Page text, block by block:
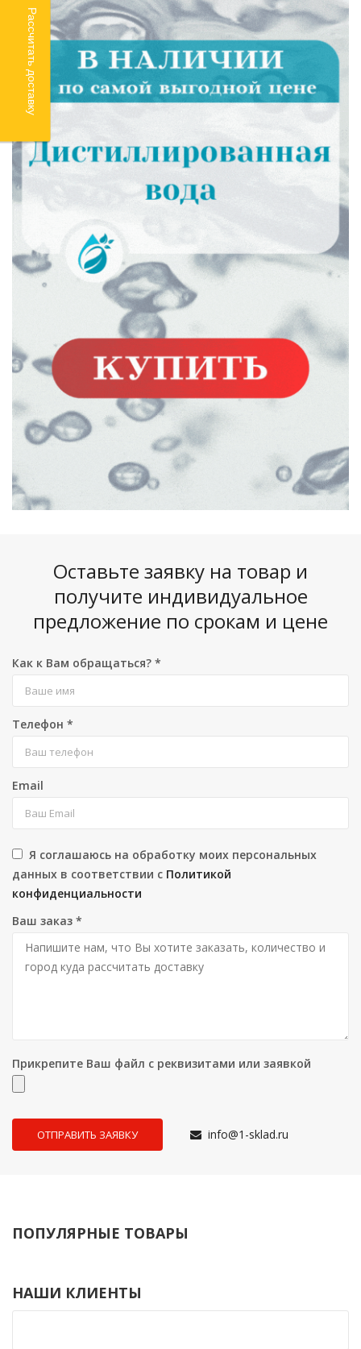
Оставьте заявку на товар и
получите индивидуальное
предложение по срокам и цене
Как к Вам обращаться? *
Телефон *
Email
Я соглашаюсь на обработку моих персональных
данных в соответствии с Политикой
конфиденциальности
Ваш заказ *
Прикрепите Ваш файл с реквизитами или заявкой
info@1-sklad.ru
ПОПУЛЯРНЫЕ ТОВАРЫ
НАШИ КЛИЕНТЫ
Рассчитать доставку